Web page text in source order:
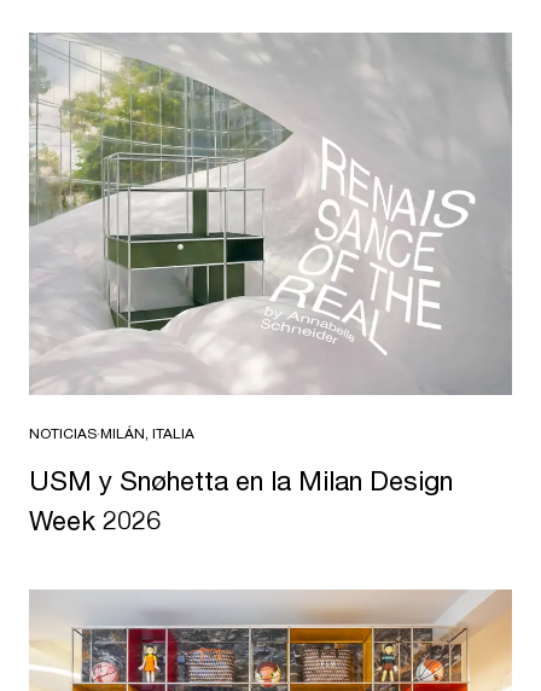
NOTICIAS·MILÁN, ITALIA
USM y Snøhetta en la Milan Design
Week 2026